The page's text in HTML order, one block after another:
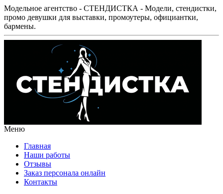
Модельное агентство - СТЕНДИСТКА - Модели, стендистки,
промо девушки для выставки, промоутеры, официантки,
бармены.
Меню
Главная
Наши работы
Отзывы
Заказ персонала онлайн
Контакты